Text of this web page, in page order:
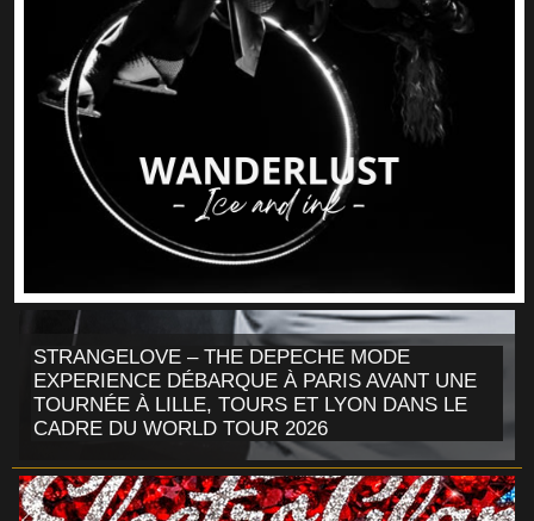
STRANGELOVE – THE DEPECHE MODE
EXPERIENCE DÉBARQUE À PARIS AVANT UNE
TOURNÉE À LILLE, TOURS ET LYON DANS LE
CADRE DU WORLD TOUR 2026